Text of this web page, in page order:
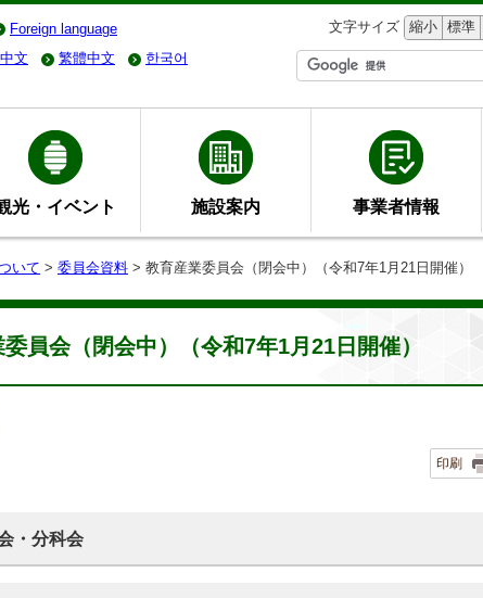
Foreign language 文字サイズ 縮小 標準
文 繁體中文 한국어
光・イベント 施設案内 事業者情報
いて > 委員会資料 > 教育産業委員会（閉会中）（令和7年1月21日開催）
員会（閉会中）（令和7年1月21日開催）
印刷
・分科会